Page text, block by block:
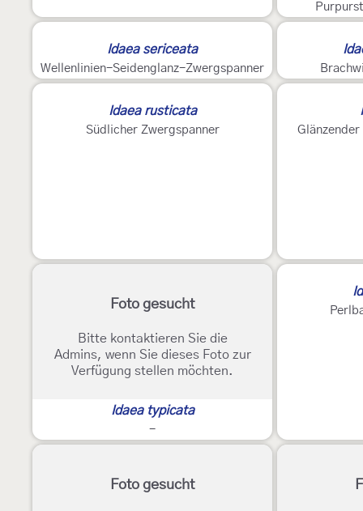
Idaea sericeata
Wellenlinien-Seidenglanz-Zwergspanner
Idaea rusticata
Südlicher Zwergspanner
Foto gesucht
Bitte kontaktieren Sie die
Admins, wenn Sie dieses Foto zur
Verfügung stellen möchten.
Idaea typicata
-
Foto gesucht